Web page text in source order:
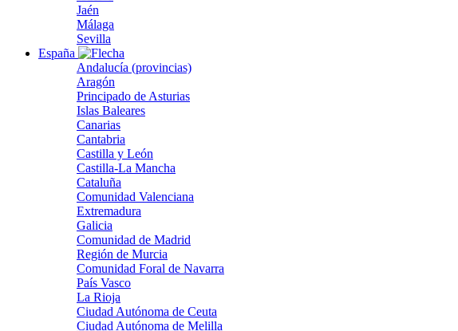
Jaén
Málaga
Sevilla
España
Andalucía (provincias)
Aragón
Principado de Asturias
Islas Baleares
Canarias
Cantabria
Castilla y León
Castilla-La Mancha
Cataluña
Comunidad Valenciana
Extremadura
Galicia
Comunidad de Madrid
Región de Murcia
Comunidad Foral de Navarra
País Vasco
La Rioja
Ciudad Autónoma de Ceuta
Ciudad Autónoma de Melilla